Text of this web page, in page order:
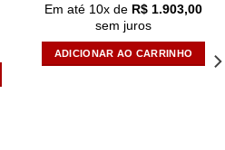
Em até 10x de R$ 1.903,00
sem juros
ADICIONAR AO CARRINHO